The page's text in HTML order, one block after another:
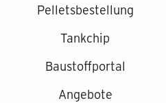
Pelletsbestellung
Tankchip
Baustoffportal
Angebote